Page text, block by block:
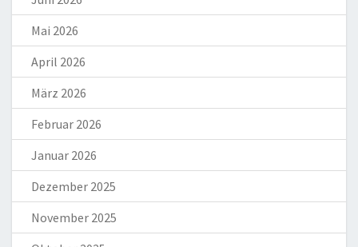
Mai 2026
April 2026
März 2026
Februar 2026
Januar 2026
Dezember 2025
November 2025